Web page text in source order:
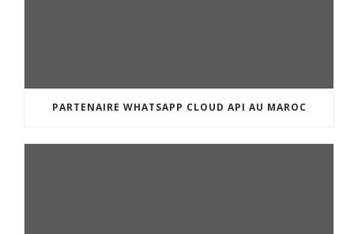
PARTENAIRE WHATSAPP CLOUD API AU MAROC